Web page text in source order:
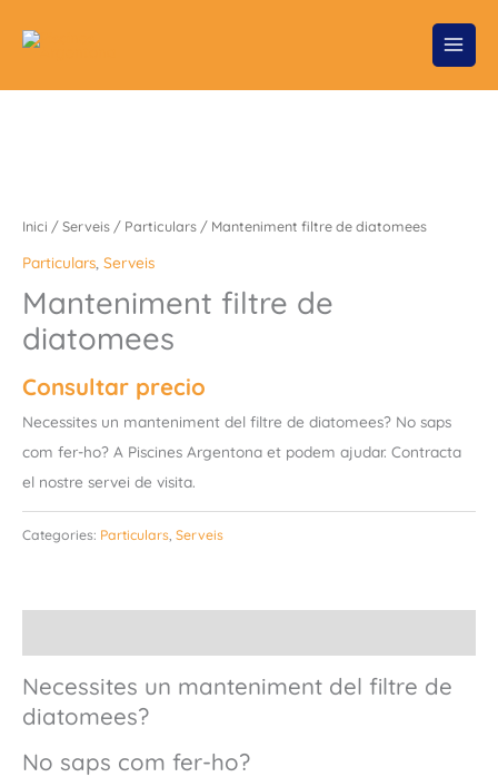
Inici /Serveis / Particulars / Manteniment filtre de diatomees
Particulars Serveis
Manteniment filtre de
diatomees
Consultar precio
Necessites un manteniment del filtre de diatomees? No saps
com fer-ho? A Piscines Argentona et podem ajudar. Contracta
el nostre servei de visita.
Categories: Particulars Serveis
Necessites un manteniment del filtre de
diatomees?
No saps com fer-ho?